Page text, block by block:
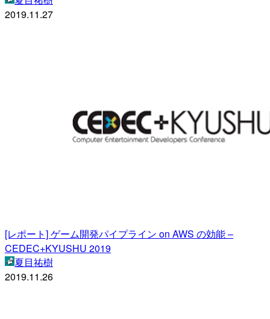
2019.11.27
[レポート] ゲーム開発パイプライン on AWS の効能 –
CEDEC+KYUSHU 2019
夏目祐樹
2019.11.26